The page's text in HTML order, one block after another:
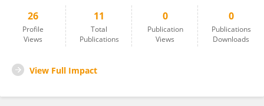
26
Profile
Views
11
Total
Publications
0
Publication
Views
0
Publications
Downloads
View Full Impact